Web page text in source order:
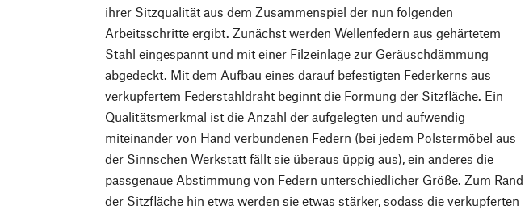
ihrer Sitzqualität aus dem Zusammenspiel der nun folgenden
Arbeitsschritte ergibt. Zunächst werden Wellenfedern aus gehärtetem
Stahl eingespannt und mit einer Filzeinlage zur Geräuschdämmung
abgedeckt. Mit dem Aufbau eines darauf befestigten Federkerns aus
verkupfertem Federstahldraht beginnt die Formung der Sitzfläche. Ein
Qualitätsmerkmal ist die Anzahl der aufgelegten und aufwendig
miteinander von Hand verbundenen Federn (bei jedem Polstermöbel aus
der Sinnschen Werkstatt fällt sie überaus üppig aus), ein anderes die
passgenaue Abstimmung von Federn unterschiedlicher Größe. Zum Rand
der Sitzfläche hin etwa werden sie etwas stärker, sodass die verkupferten